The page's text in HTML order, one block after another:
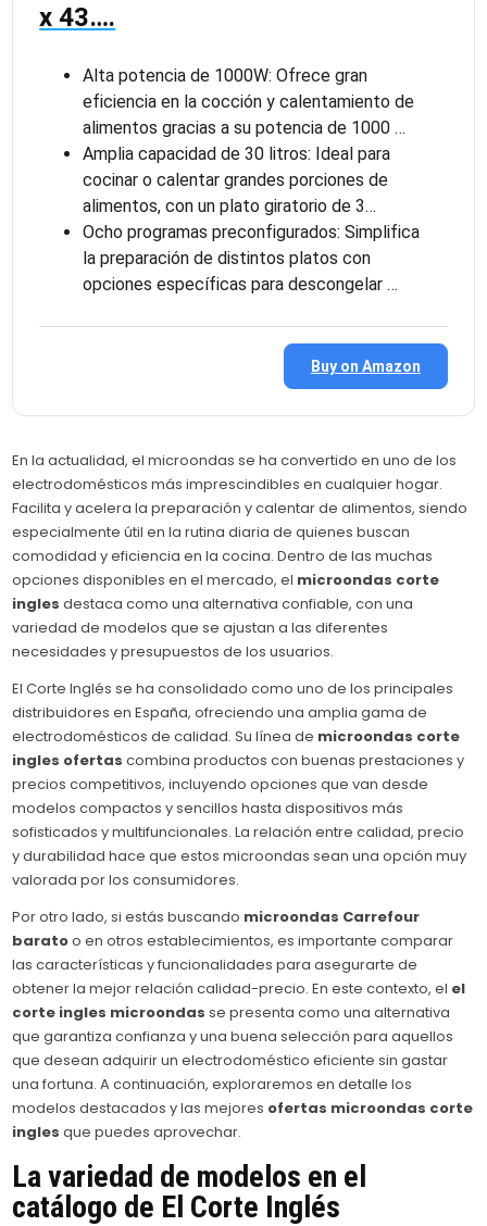
x 43….
Alta potencia de 1000W: Ofrece gran
eficiencia en la cocción y calentamiento de
alimentos gracias a su potencia de 1000 …
Amplia capacidad de 30 litros: Ideal para
cocinar o calentar grandes porciones de
alimentos, con un plato giratorio de 3…
Ocho programas preconfigurados: Simplifica
la preparación de distintos platos con
opciones específicas para descongelar …
Buy on Amazon
En la actualidad, el microondas se ha convertido en uno de los
electrodomésticos más imprescindibles en cualquier hogar.
Facilita y acelera la preparación y calentar de alimentos, siendo
especialmente útil en la rutina diaria de quienes buscan
comodidad y eficiencia en la cocina. Dentro de las muchas
opciones disponibles en el mercado, el microondas corte
ingles destaca como una alternativa confiable, con una
variedad de modelos que se ajustan a las diferentes
necesidades y presupuestos de los usuarios.
El Corte Inglés se ha consolidado como uno de los principales
distribuidores en España, ofreciendo una amplia gama de
electrodomésticos de calidad. Su línea de microondas corte
ingles ofertas combina productos con buenas prestaciones y
precios competitivos, incluyendo opciones que van desde
modelos compactos y sencillos hasta dispositivos más
sofisticados y multifuncionales. La relación entre calidad, precio
y durabilidad hace que estos microondas sean una opción muy
valorada por los consumidores.
Por otro lado, si estás buscando microondas Carrefour
baratoo en otros establecimientos, es importante comparar
las características y funcionalidades para asegurarte de
obtener la mejor relación calidad-precio. En este contexto, el el
corte ingles microondas se presenta como una alternativa
que garantiza confianza y una buena selección para aquellos
que desean adquirir un electrodoméstico eficiente sin gastar
una fortuna. A continuación, exploraremos en detalle los
modelos destacados y las mejores ofertas microondas corte
ingles que puedes aprovechar.
La variedad de modelos en el
catálogo de El Corte Inglés